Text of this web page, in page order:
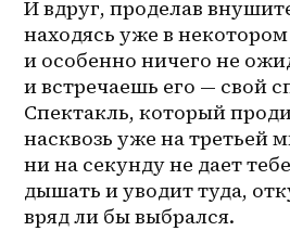
И вдруг, проделав
находясь уже в
и особенно ничего не
и встречаешь его — свой
Спектакль, который
насквозь уже на третьей
ни на секунду не дает
дышать и уводит туда,
вряд ли бы выбрался.